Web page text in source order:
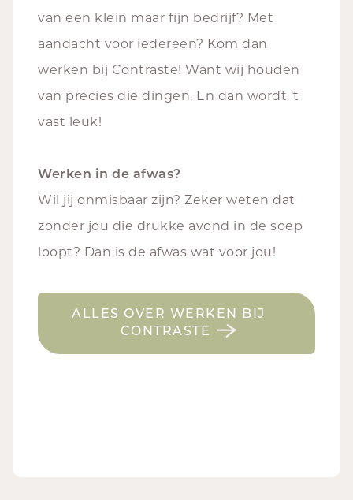
van een klein maar fijn bedrijf? Met
aandacht voor iedereen? Kom dan
werken bij Contraste! Want wij houden
van precies die dingen. En dan wordt ‘t
vast leuk!
Werken in de afwas?
Wil jij onmisbaar zijn? Zeker weten dat
zonder jou die drukke avond in de soep
loopt? Dan is de afwas wat voor jou!
ALLES OVER WERKEN BIJ
CONTRASTE